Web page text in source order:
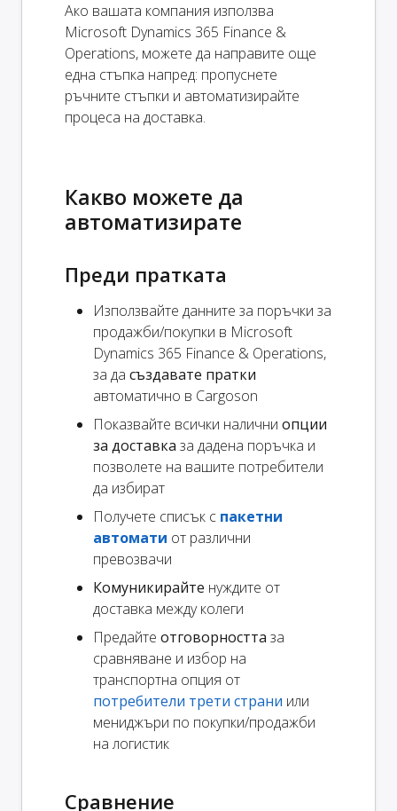
Ако вашата компания използва
Microsoft Dynamics 365 Finance &
Operations, можете да направите още
една стъпка напред: пропуснете
ръчните стъпки и автоматизирайте
процеса на доставка.
Какво можете да
автоматизирате
Преди пратката
Използвайте данните за поръчки за
продажби/покупки в Microsoft
Dynamics 365 Finance & Operations,
за да създавате пратки
автоматично в Cargoson
Показвайте всички налични опции
за доставка за дадена поръчка и
позволете на вашите потребители
да избират
Получете списък с пакетни
автомати от различни
превозвачи
Комуникирайте нуждите от
доставка между колеги
Предайте отговорността за
сравняване и избор на
транспортна опция от
потребители трети страни или
мениджъри по покупки/продажби
на логистик
Сравнение